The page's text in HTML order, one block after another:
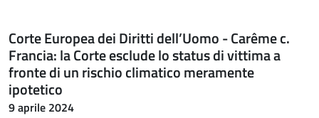
Corte Europea dei Diritti dell’Uomo - Carême c.
Francia: la Corte esclude lo status di vittima a
fronte di un rischio climatico meramente
ipotetico
9 aprile 2024